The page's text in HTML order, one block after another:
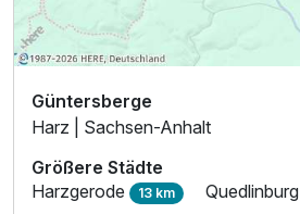
Zusatznächte
Für 3 Tage
Güntersberge
Harz | Sachsen-Anhalt
Größere Städte
Harzgerode 13 km Quedlinburg